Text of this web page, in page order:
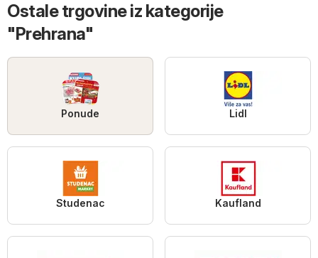
Ostale trgovine iz kategorije
"Prehrana"
Ponude Lidl
Studenac Kaufland